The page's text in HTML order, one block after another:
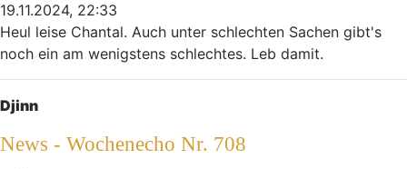
19.11.2024, 22:33
Heul leise Chantal. Auch unter schlechten Sachen gibt's
noch ein am wenigstens schlechtes. Leb damit.
Nach oben
Djinn
News - Wochenecho Nr. 708